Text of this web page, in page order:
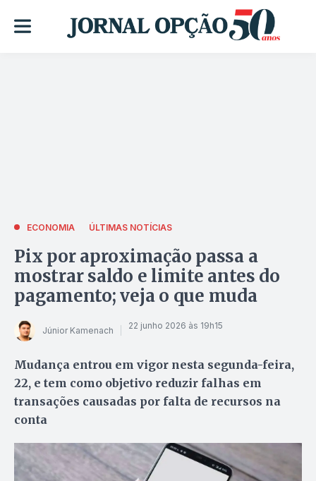
ECONOMIA ÚLTIMAS NOTÍCIAS
Pix por aproximação passa a
mostrar saldo e limite antes do
pagamento; veja o que muda
Júnior Kamenach 22 junho 2026 às 19h15
Mudança entrou em vigor nesta segunda-feira,
22, e tem como objetivo reduzir falhas em
transações causadas por falta de recursos na
conta